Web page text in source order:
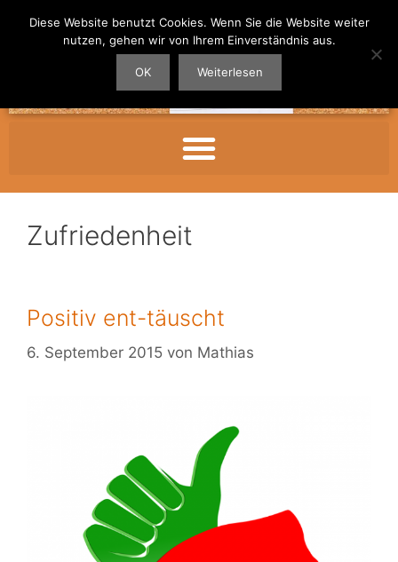
Zufriedenheit
Positiv ent-täuscht
6. September 2015 von Mathias
Diese Website benutzt Cookies. Wenn Sie die Website weiter
nutzen, gehen wir von Ihrem Einverständnis aus.
OK Weiterlesen